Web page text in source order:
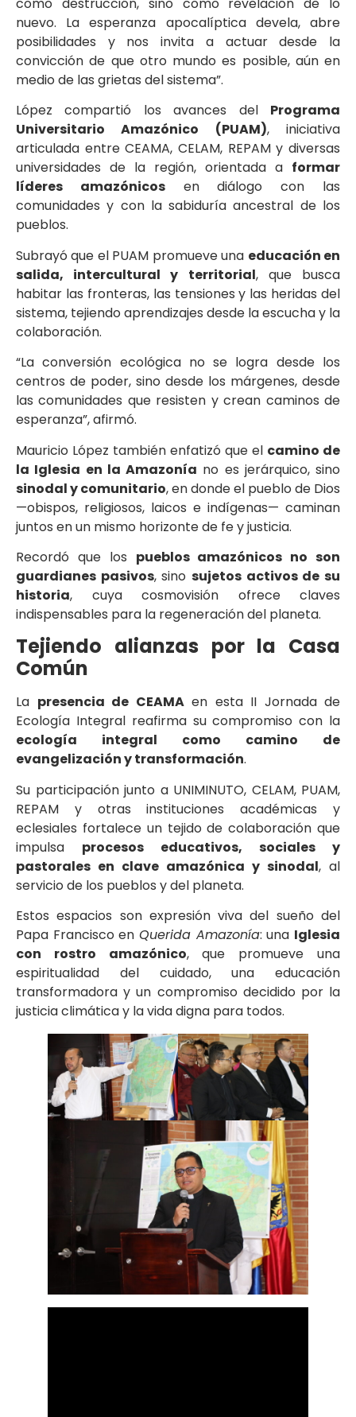
nuevo. La esperanza apocalíptica devela, abre
posibilidades y nos invita a actuar desde la
convicción de que otro mundo es posible, aún en
medio de las grietas del sistema”.
López compartió los avances del Programa
Universitario Amazónico (PUAM), iniciativa
articulada entre CEAMA, CELAM, REPAM y diversas
universidades de la región, orientada a formar
líderes amazónicosen diálogo con las
comunidades y con la sabiduría ancestral de los
pueblos.
Subrayó que el PUAM promueve una educación en
salida, intercultural y territorial, que busca
habitar las fronteras, las tensiones y las heridas del
sistema, tejiendo aprendizajes desde la escucha y la
colaboración.
“La conversión ecológica no se logra desde los
centros de poder, sino desde los márgenes, desde
las comunidades que resisten y crean caminos de
esperanza”, afirmó.
Mauricio López también enfatizó que el camino de
la Iglesia en la Amazonía no es jerárquico, sino
sinodal y comunitario, en donde el pueblo de Dios
—obispos, religiosos, laicos e indígenas— caminan
juntos en un mismo horizonte de fe y justicia.
Recordó que los pueblos amazónicos no son
guardianes pasivos, sinosujetos activos de su
historia, cuya cosmovisión ofrece claves
indispensables para la regeneración del planeta.
Tejiendo alianzas por la Casa
Común
La presencia de CEAMAen esta II Jornada de
Ecología Integral reafirma su compromiso con la
ecología integral como camino de
evangelización y transformación.
Su participación junto a UNIMINUTO, CELAM, PUAM,
REPAM y otras instituciones académicas y
eclesiales fortalece un tejido de colaboración que
impulsa procesos educativos, sociales y
pastorales en clave amazónica y sinodal, al
servicio de los pueblos y del planeta.
Estos espacios son expresión viva del sueño del
Papa Francisco en Querida Amazonía: una Iglesia
con rostro amazónico, que promueve una
espiritualidad del cuidado, una educación
transformadora y un compromiso decidido por la
justicia climática y la vida digna para todos.